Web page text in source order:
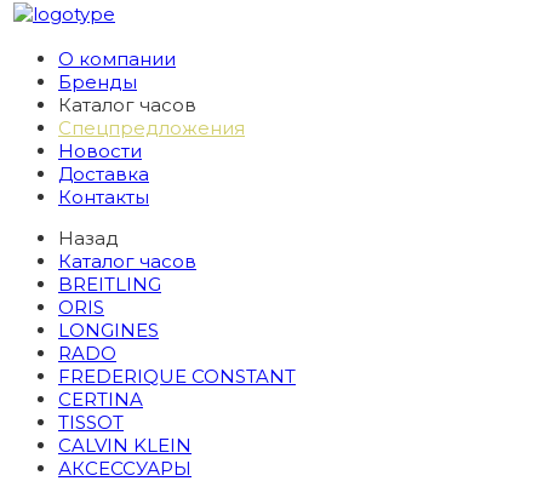
О компании
Бренды
Каталог часов
Спецпредложения
Новости
Доставка
Контакты
Назад
Каталог часов
BREITLING
ORIS
LONGINES
RADO
FREDERIQUE CONSTANT
CERTINA
TISSOT
CALVIN KLEIN
АКСЕССУАРЫ